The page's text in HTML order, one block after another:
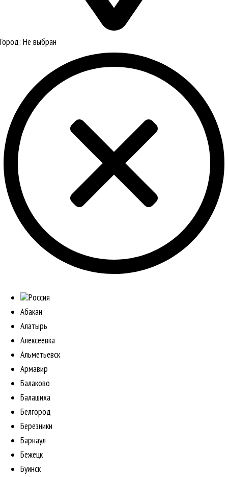
Город: Не выбран
Россия
Абакан
Алатырь
Алексеевка
Альметьевск
Армавир
Балаково
Балашиха
Белгород
Березники
Барнаул
Бежецк
Буинск